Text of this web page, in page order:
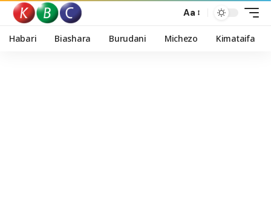
Aa
Habari Biashara Burudani Michezo Kimataifa